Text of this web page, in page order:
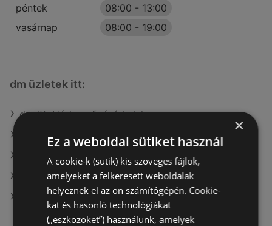
péntek
08:00 - 13:00
vasárnap
08:00 - 19:00
dm üzletek itt:
dm itt: Hódmezővásárhelyi
dm itt: Kalocsai
dm itt: Nagykátai
dm itt: Körmendi
dm itt: Nagykállói
×
Ez a weboldal sütiket használ
A cookie-k (sütik) kis szöveges fájlok,
amelyeket a felkeresett weboldalak
helyeznek el az ön számítógépén. Cookie-
kat és hasonló technológiákat
(„eszközöket”) használunk, amelyek